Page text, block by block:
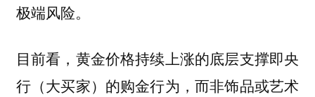
极端风险。
目前看，黄金价格持续上涨的底层支撑即央
行（大买家）的购金行为，而非饰品或艺术